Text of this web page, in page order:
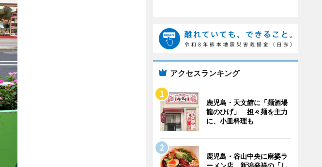
アクセスランキング
鹿児島・天文館に「麺酒場
龍のひげ」 担々麺を主力
に、小皿料理も
鹿児島・谷山中央に麻婆ラ
ーメン店 新潟発祥の「し